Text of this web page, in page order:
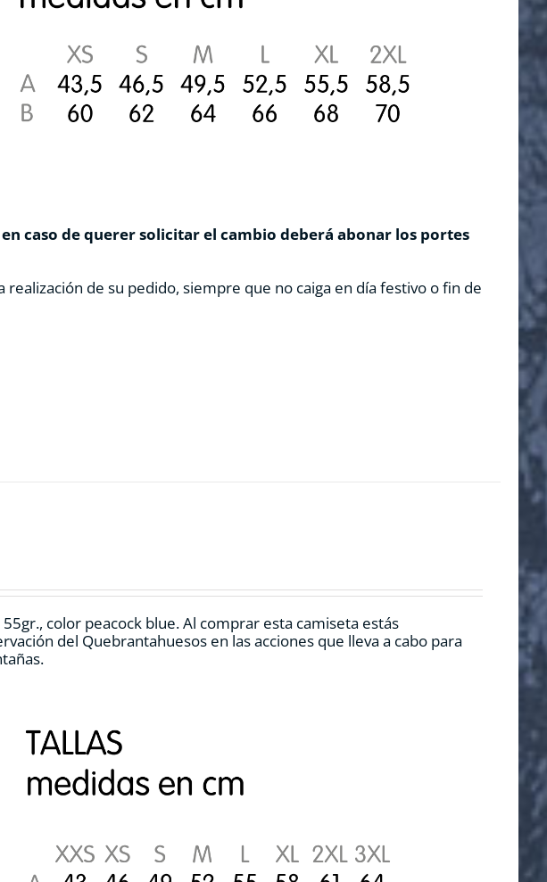
caso de querer solicitar el cambio deberá abonar los portes
realización de su pedido, siempre que no caiga en día festivo o fin de
color peacock blue. Al comprar esta camiseta estás
del Quebrantahuesos en las acciones que lleva a cabo para